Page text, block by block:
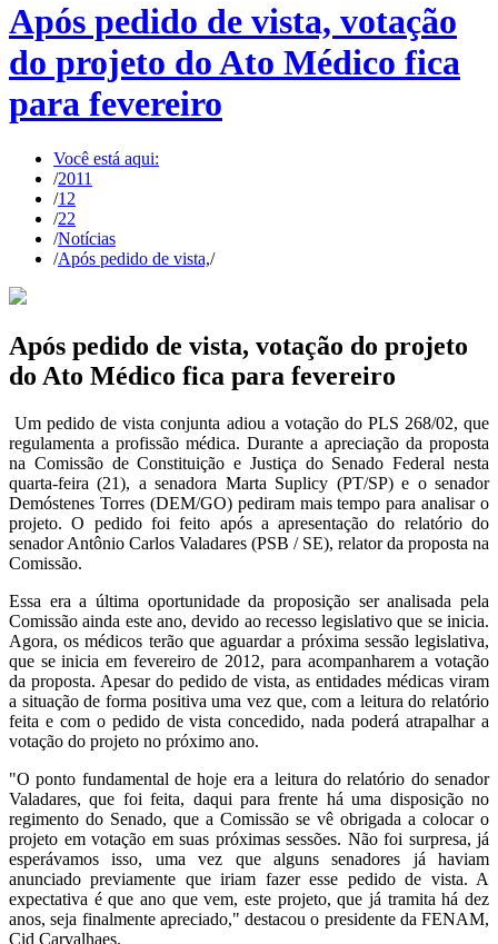
Após pedido de vista, votação
do projeto do Ato Médico fica
para fevereiro
Você está aqui:
/2011
/12
/22
/Notícias
/Após pedido de vista,/
Após pedido de vista, votação do projeto
do Ato Médico fica para fevereiro
Um pedido de vista conjunta adiou a votação do PLS 268/02, que
regulamenta a profissão médica. Durante a apreciação da proposta
na Comissão de Constituição e Justiça do Senado Federal nesta
quarta-feira (21), a senadora Marta Suplicy (PT/SP) e o senador
Demóstenes Torres (DEM/GO) pediram mais tempo para analisar o
projeto. O pedido foi feito após a apresentação do relatório do
senador Antônio Carlos Valadares (PSB / SE), relator da proposta na
Comissão.
Essa era a última oportunidade da proposição ser analisada pela
Comissão ainda este ano, devido ao recesso legislativo que se inicia.
Agora, os médicos terão que aguardar a próxima sessão legislativa,
que se inicia em fevereiro de 2012, para acompanharem a votação
da proposta. Apesar do pedido de vista, as entidades médicas viram
a situação de forma positiva uma vez que, com a leitura do relatório
feita e com o pedido de vista concedido, nada poderá atrapalhar a
votação do projeto no próximo ano.
"O ponto fundamental de hoje era a leitura do relatório do senador
Valadares, que foi feita, daqui para frente há uma disposição no
regimento do Senado, que a Comissão se vê obrigada a colocar o
projeto em votação em suas próximas sessões. Não foi surpresa, já
esperávamos isso, uma vez que alguns senadores já haviam
anunciado previamente que iriam fazer esse pedido de vista. A
expectativa é que ano que vem, este projeto, que já tramita há dez
anos, seja finalmente apreciado," destacou o presidente da FENAM,
Cid Carvalhaes.